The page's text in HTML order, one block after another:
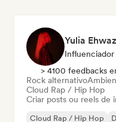
Yulia Ehwaz
Influenciador
> 4100 feedbacks
Rock alternativo
Cloud Rap / Hip Hop
Criar posts ou reels de
Cloud Rap / Hip Hop